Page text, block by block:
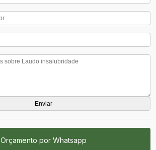
Orçamento por Whatsapp